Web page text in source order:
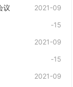
议 2021-09
-15
2021-09
-15
2021-09